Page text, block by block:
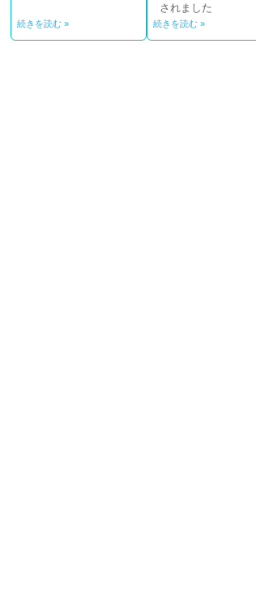
続きを読む »
されました
続きを読む »